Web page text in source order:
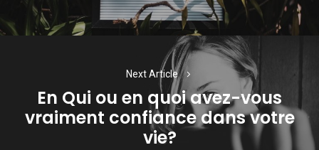
Next Article
Next
post:
En Qui ou en quoi avez-vous
vraiment confiance dans votre
vie?